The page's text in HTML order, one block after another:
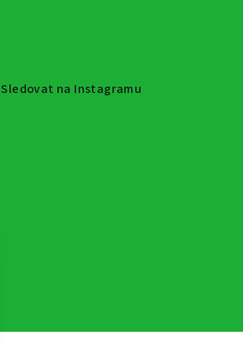
Sledovat na Instagramu